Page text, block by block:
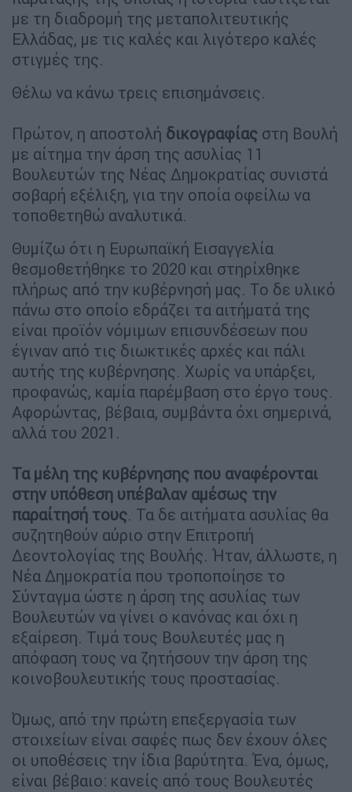
με τη διαδρομή της μεταπολιτευτικής
Ελλάδας, με τις καλές και λιγότερο καλές
στιγμές της.
Θέλω να κάνω τρεις επισημάνσεις.
Πρώτον, η αποστολή δικογραφίας στη Βουλή
με αίτημα την άρση της ασυλίας 11
Βουλευτών της Νέας Δημοκρατίας συνιστά
σοβαρή εξέλιξη, για την οποία οφείλω να
τοποθετηθώ αναλυτικά.
Θυμίζω ότι η Ευρωπαϊκή Εισαγγελία
θεσμοθετήθηκε το 2020 και στηρίχθηκε
πλήρως από την κυβέρνησή μας. Το δε υλικό
πάνω στο οποίο εδράζει τα αιτήματά της
είναι προϊόν νόμιμων επισυνδέσεων που
έγιναν από τις διωκτικές αρχές και πάλι
αυτής της κυβέρνησης. Χωρίς να υπάρξει,
προφανώς, καμία παρέμβαση στο έργο τους.
Αφορώντας, βέβαια, συμβάντα όχι σημερινά,
αλλά του 2021.
Τα μέλη της κυβέρνησης που αναφέρονται
στην υπόθεση υπέβαλαν αμέσως την
παραίτησή τους. Τα δε αιτήματα ασυλίας θα
συζητηθούν αύριο στην Επιτροπή
Δεοντολογίας της Βουλής. Ήταν, άλλωστε, η
Νέα Δημοκρατία που τροποποίησε το
Σύνταγμα ώστε η άρση της ασυλίας των
Βουλευτών να γίνει ο κανόνας και όχι η
εξαίρεση. Τιμά τους Βουλευτές μας η
απόφαση τους να ζητήσουν την άρση της
κοινοβουλευτικής τους προστασίας.
Όμως, από την πρώτη επεξεργασία των
στοιχείων είναι σαφές πως δεν έχουν όλες
οι υποθέσεις την ίδια βαρύτητα. Ένα, όμως,
είναι βέβαιο: κανείς από τους Βουλευτές